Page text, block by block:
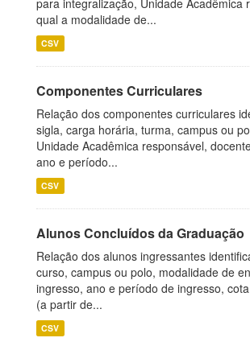
para integralização, Unidade Acadêmica
qual a modalidade de...
CSV
Componentes Curriculares
Relação dos componentes curriculares
sigla, carga horária, turma, campus ou
Unidade Acadêmica responsável,
ano e período...
CSV
Alunos Concluídos da Graduação
Relação dos alunos ingressantes
curso, campus ou polo, modalidade de
ingresso, ano e período de ingresso,
(a partir de...
CSV